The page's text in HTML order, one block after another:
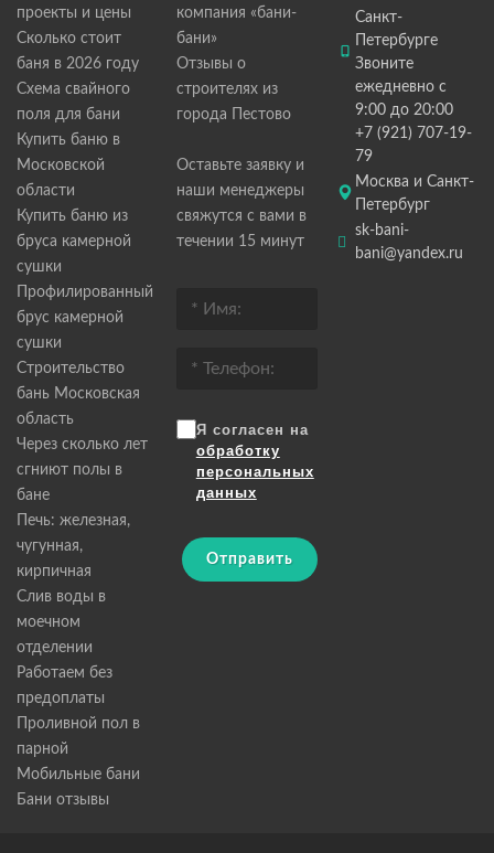
проекты и цены
Сколько стоит
баня в 2026 году
Схема свайного
поля для бани
Купить баню в
Московской
области
Купить баню из
бруса камерной
сушки
Профилированный
брус камерной
сушки
Строительство
бань Московская
область
Через сколько лет
сгниют полы в
бане
Печь: железная,
чугунная,
кирпичная
Слив воды в
моечном
отделении
Работаем без
предоплаты
Проливной пол в
парной
Мобильные бани
Бани отзывы
компания «бани-
бани»
Отзывы о
строителях из
города Пестово
Оставьте заявку и
наши менеджеры
свяжутся с вами в
течении 15 минут
Я согласен на
обработку
персональных
данных
Отправить
Санкт-
Петербурге
Звоните
ежедневно с
9:00 до 20:00
+7 (921) 707-19-
79
Москва и Санкт-
Петербург
sk-bani-
bani@yandex.ru